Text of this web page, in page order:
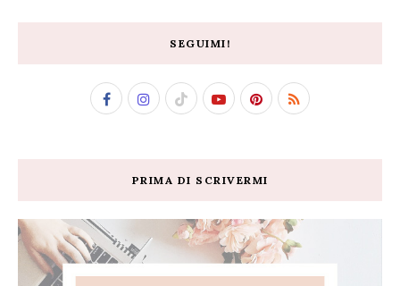
SEGUIMI!
PRIMA DI SCRIVERMI